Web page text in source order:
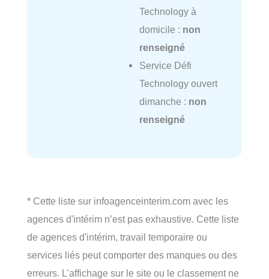
Technology à
domicile : non
renseigné
Service Défi
Technology ouvert
dimanche : non
renseigné
* Cette liste sur infoagenceinterim.com avec les
agences d'intérim n’est pas exhaustive. Cette liste
de agences d'intérim, travail temporaire ou
services liés peut comporter des manques ou des
erreurs. L’affichage sur le site ou le classement ne